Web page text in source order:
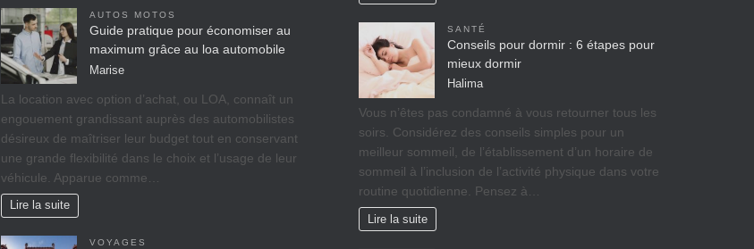
AUTOS MOTOS
Guide pratique pour économiser au
maximum grâce au loa automobile
Marise
La location avec option d’achat, ou LOA, connaît un
engouement grandissant auprès des automobilistes
désireux de maîtriser leur budget tout en conservant
une grande flexibilité dans le choix et l’usage de leur
véhicule. Apparue comme…
Lire la suite
VOYAGES
SANTÉ
Conseils pour dormir : 6 étapes pour
mieux dormir
Halima
Vous n’êtes pas condamné à vous retourner tous les
soirs. Considérez des conseils simples pour un
meilleur sommeil, de l’établissement d’un horaire de
sommeil à l’inclusion de l’activité physique dans votre
routine quotidienne. Pensez à…
Lire la suite